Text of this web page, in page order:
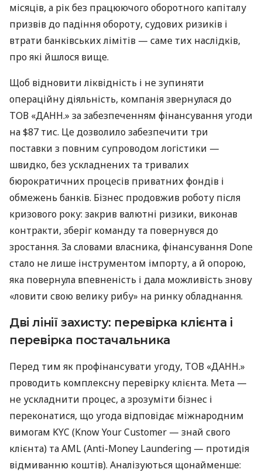
місяців, а рік без працюючого оборотного капіталу
призвів до падіння обороту, судових ризиків і
втрати банківських лімітів — саме тих наслідків,
про які йшлося вище.
Щоб відновити ліквідність і не зупиняти
операційну діяльність, компанія звернулася до
ТОВ «ДАНН.» за забезпеченням фінансування угоди
на $87 тис. Це дозволило забезпечити три
поставки з повним супроводом логістики —
швидко, без ускладнених та тривалих
бюрократичних процесів приватних фондів і
обмежень банків. Бізнес продовжив роботу після
кризового року: закрив валютні ризики, виконав
контракти, зберіг команду та повернувся до
зростання. За словами власника, фінансування Done
стало не лише інструментом імпорту, а й опорою,
яка повернула впевненість і дала можливість знову
«ловити свою велику рибу» на ринку обладнання.
Дві лінії захисту: перевірка клієнта і
перевірка постачальника
Перед тим як профінансувати угоду, ТОВ «ДАНН.»
проводить комплексну перевірку клієнта. Мета —
не ускладнити процес, а зрозуміти бізнес і
переконатися, що угода відповідає міжнародним
вимогам KYC (Know Your Customer — знай свого
клієнта) та AML (Anti-Money Laundering — протидія
відмиванню коштів). Аналізуються щонайменше: